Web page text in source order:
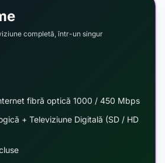
completă, într-un singur
fibră optică 1000 / 450 Mbps
+ Televiziune Digitală (SD / HD